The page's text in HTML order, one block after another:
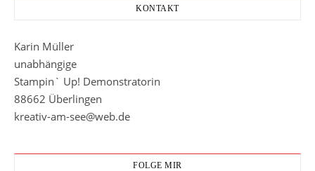
KONTAKT
Karin Müller
unabhängige
Stampin` Up! Demonstratorin
88662 Überlingen
kreativ-am-see@web.de
FOLGE MIR